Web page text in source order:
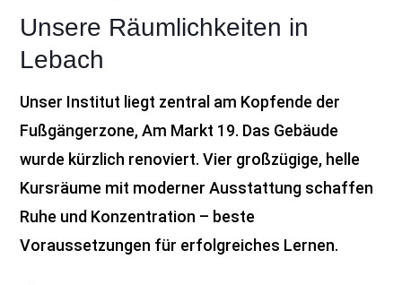
Unsere Räumlichkeiten in
Lebach
Unser Institut liegt zentral am Kopfende der
Fußgängerzone, Am Markt 19. Das Gebäude
wurde kürzlich renoviert. Vier großzügige, helle
Kursräume mit moderner Ausstattung schaffen
Ruhe und Konzentration – beste
Voraussetzungen für erfolgreiches Lernen.